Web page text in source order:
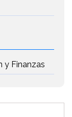
y Finanzas